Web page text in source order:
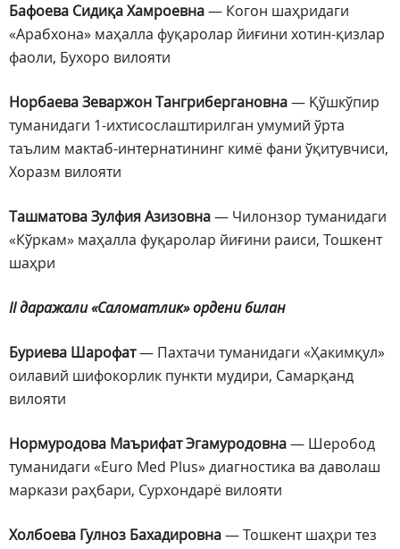
Бафоева Сидиқа Хамроевна— Когон шаҳридаги
«Арабхона» маҳалла фуқаролар йиғини хотин-қизлар
фаоли, Бухоро вилояти
Норбаева Зеваржон Тангрибергановна— Қўшкўпир
туманидаги 1-ихтисослаштирилган умумий ўрта
таълим мактаб-интернатининг кимё фани ўқитувчиси,
Хоразм вилояти
Ташматова Зулфия Азизовна— Чилонзор туманидаги
«Кўркам» маҳалла фуқаролар йиғини раиси, Тошкент
шаҳри
II даражали «Саломатлик» ордени билан
Буриева Шарофат— Пахтачи туманидаги «Ҳакимқул»
оилавий шифокорлик пункти мудири, Самарқанд
вилояти
Нормуродова МаърифатЭгамуродовна— Шеробод
туманидаги «Euro Med Plus» диагностика ва даволаш
маркази раҳбари, Сурхондарё вилояти
Холбоева Гулноз Бахадировна— Тошкент шаҳри тез